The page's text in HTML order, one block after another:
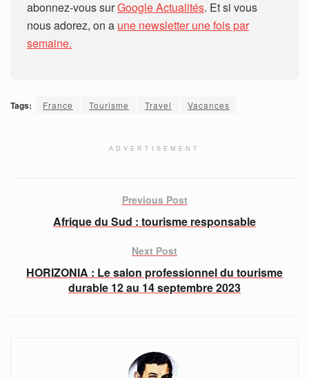
abonnez-vous surGoogle Actualités. Et si vous
nous adorez, on a une newsletter une fois par
semaine.
Tags: France Tourisme Travel Vacances
ADVERTISEMENT
Previous Post
Afrique du Sud : tourisme responsable
Next Post
HORIZONIA : Le salon professionnel du tourisme
durable 12 au 14 septembre 2023